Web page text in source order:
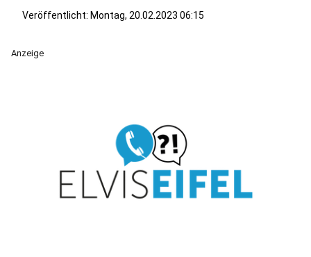
Veröffentlicht: Montag, 20.02.2023 06:15
Anzeige